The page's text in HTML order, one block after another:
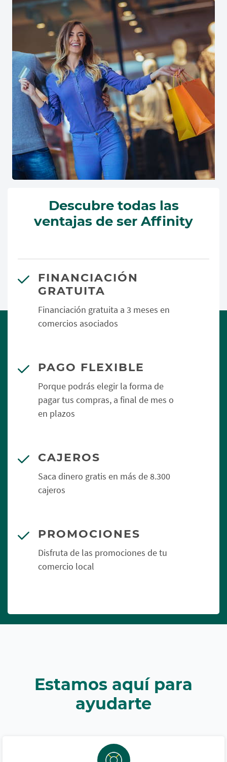
Descubre todas las
ventajas de ser Affinity
FINANCIACIÓN
GRATUITA
Financiación gratuita a 3 meses en
comercios asociados
PAGO FLEXIBLE
Porque podrás elegir la forma de
pagar tus compras, a final de mes o
en plazos
CAJEROS
Saca dinero gratis en más de 8.300
cajeros
PROMOCIONES
Disfruta de las promociones de tu
comercio local
Estamos aquí para
ayudarte